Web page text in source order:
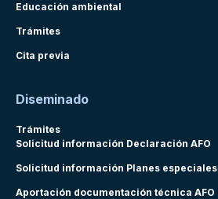
Educación ambiental
Trámites
Cita previa
Diseminado
Trámites
Solicitud información Declaración AFO
Solicitud información Planes especiales
Aportación documentación técnica AFO